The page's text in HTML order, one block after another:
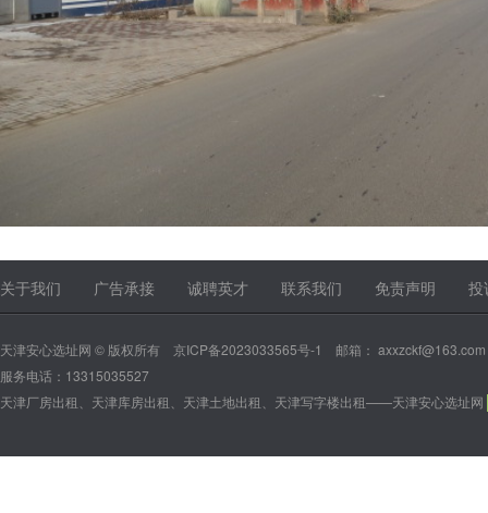
关于我们 广告承接 诚聘英才 联系我们 免责声明 投
天津安心选址网 © 版权所有 京ICP备2023033565号-1 邮箱： axxzckf@163.com
服务电话：13315035527
天津厂房出租、天津库房出租、天津土地出租、天津写字楼出租——天津安心选址网